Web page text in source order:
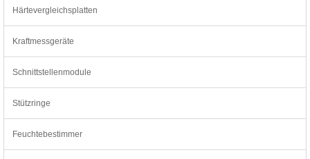
Härtevergleichsplatten
Kraftmessgeräte
Schnittstellenmodule
Stützringe
Feuchtebestimmer